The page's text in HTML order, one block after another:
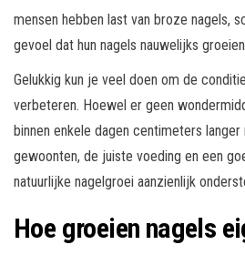
mensen hebben last van broze nagels,
gevoel dat hun nagels nauwelijks
Gelukkig kun je veel doen om de
verbeteren. Hoewel er geen
binnen enkele dagen centimeters
gewoonten, de juiste voeding en een
natuurlijke nagelgroei aanzienlijk
Hoe groeien nagels